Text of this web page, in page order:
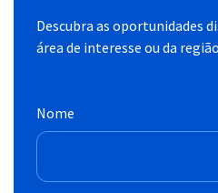
Descubra as oportunidades
área de interesse ou da
Nome